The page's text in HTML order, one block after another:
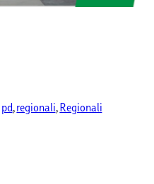
pd, regionali, Regionali